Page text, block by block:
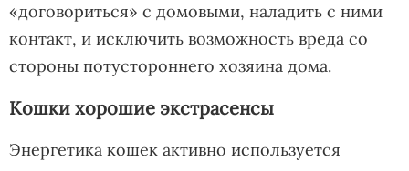
«договориться» с домовыми, наладить с ними
контакт, и исключить возможность вреда со
стороны потустороннего хозяина дома.
Кошки хорошие экстрасенсы
Энергетика кошек активно используется